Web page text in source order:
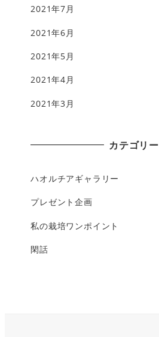
2021年7月
2021年6月
2021年5月
2021年4月
2021年3月
カテゴリー
ハオルチアギャラリー
プレゼント企画
私の栽培ワンポイント
閑話